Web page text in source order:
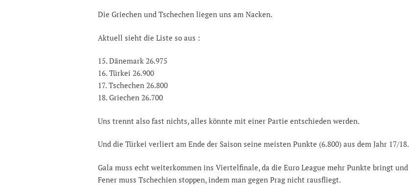
Die Griechen und Tschechen liegen uns am Nacken.
Aktuell sieht die Liste so aus :
15. Dänemark 26.975
16. Türkei 26.900
17. Tschechen 26.800
18. Griechen 26.700
Uns trennt also fast nichts, alles könnte mit einer Partie entschieden werden.
Und die Türkei verliert am Ende der Saison seine meisten Punkte (6.800) aus dem Jahr 17/18.
Gala muss echt weiterkommen ins Viertelfinale, da die Euro League mehr Punkte bringt und
Fener muss Tschechien stoppen, indem man gegen Prag nicht rausfliegt.